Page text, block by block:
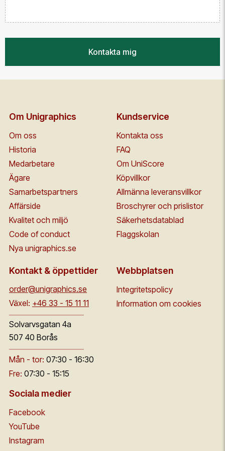
Kontakta mig
Om Unigraphics
Om oss
Historia
Medarbetare
Ägare
Samarbetspartners
Affärside
Kvalitet och miljö
Code of conduct
Nya unigraphics.se
Kundservice
Kontakta oss
FAQ
Om UniScore
Köpvillkor
Allmänna leveransvillkor
Broschyrer och prislistor
Säkerhetsdatablad
Flaggskolan
Kontakt & öppettider
order@unigraphics.se
Växel: +46 33 - 15 11 11
Solvarvsgatan 4a
507 40 Borås
Mån - tor: 07:30 - 16:30
Fre: 07:30 - 15:15
Webbplatsen
Integritetspolicy
Information om cookies
Sociala medier
Facebook
YouTube
Instagram